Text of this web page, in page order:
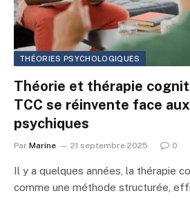
THÉORIES PSYCHOLOGIQUES
Théorie et thérapie
TCC se réinvente face
psychiques
Par Marine 21 septembre 2025 0
Il y a quelques années, la thérapie
comme une méthode structurée,